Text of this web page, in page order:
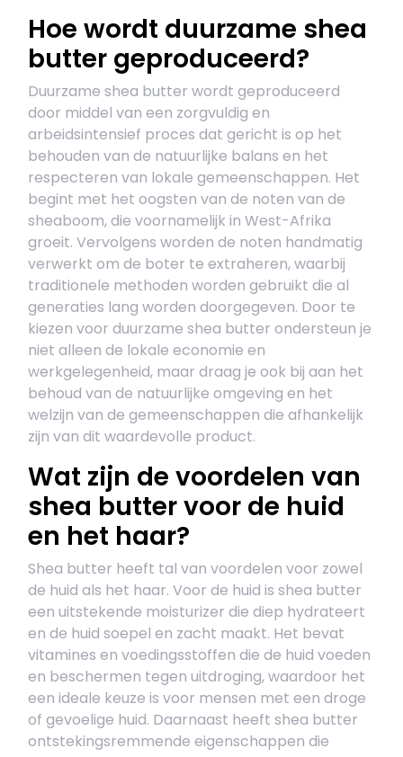
Hoe wordt duurzame shea
butter geproduceerd?
Duurzame shea butter wordt geproduceerd
door middel van een zorgvuldig en
arbeidsintensief proces dat gericht is op het
behouden van de natuurlijke balans en het
respecteren van lokale gemeenschappen. Het
begint met het oogsten van de noten van de
sheaboom, die voornamelijk in West-Afrika
groeit. Vervolgens worden de noten handmatig
verwerkt om de boter te extraheren, waarbij
traditionele methoden worden gebruikt die al
generaties lang worden doorgegeven. Door te
kiezen voor duurzame shea butter ondersteun je
niet alleen de lokale economie en
werkgelegenheid, maar draag je ook bij aan het
behoud van de natuurlijke omgeving en het
welzijn van de gemeenschappen die afhankelijk
zijn van dit waardevolle product.
Wat zijn de voordelen van
shea butter voor de huid
en het haar?
Shea butter heeft tal van voordelen voor zowel
de huid als het haar. Voor de huid is shea butter
een uitstekende moisturizer die diep hydrateert
en de huid soepel en zacht maakt. Het bevat
vitamines en voedingsstoffen die de huid voeden
en beschermen tegen uitdroging, waardoor het
een ideale keuze is voor mensen met een droge
of gevoelige huid. Daarnaast heeft shea butter
ontstekingsremmende eigenschappen die